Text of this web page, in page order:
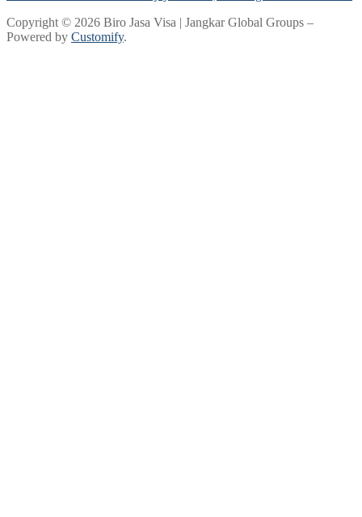
Copyright © 2026 Biro Jasa Visa | Jangkar Global Groups –
Powered by Customify.